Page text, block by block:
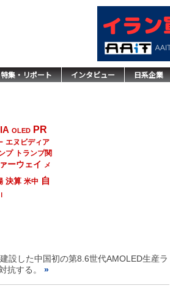
特集・リポート インタビュー 日系企業
OLED PR
エヌビディア
プ
トランプ関
ーウェイ メ
決算 米中 自
設した中国初の第8.6世代AMOLED生産ラ
抗する。
»